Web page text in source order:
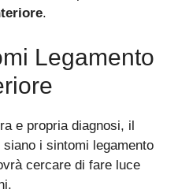
.
Legamento
e propria diagnosi, il
i sintomi legamento
cercare di fare luce